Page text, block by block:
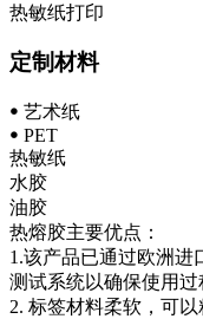
热敏纸打印
定制材料
ꔷ 艺术纸
ꔷ PET
热敏纸
水胶
油胶
热熔胶主要优点：
1.该产品已通过欧洲进
测试系统以确保使用
2. 标签材料柔软，可以